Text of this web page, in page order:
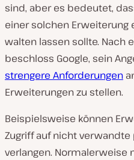
sind, aber es bedeutet,
einer solchen Erweiterung
walten lassen sollte. Nach
beschloss Google, sein
strengere Anforderungen
Erweiterungen zu stellen.
Beispielsweise können
Zugriff auf nicht
verlangen.